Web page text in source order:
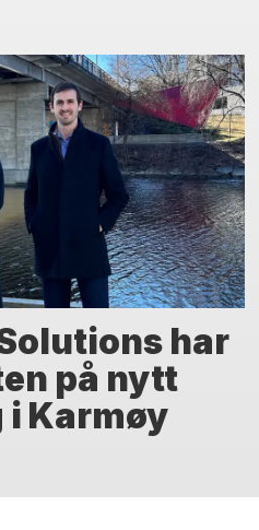
har
på nytt
i Karmøy